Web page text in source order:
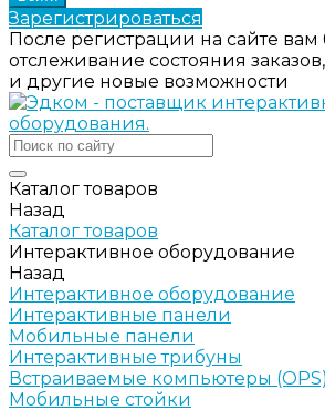
Зарегистрироваться
После регистрации на сайте вам
отслеживание состояния
и другие новые возможности
Каталог товаров
Назад
Каталог товаров
Интерактивное оборудование
Назад
Интерактивное оборудование
Интерактивные панели
Мобильные панели
Интерактивные трибуны
Встраиваемые компьютеры (OPS)
Мобильные стойки